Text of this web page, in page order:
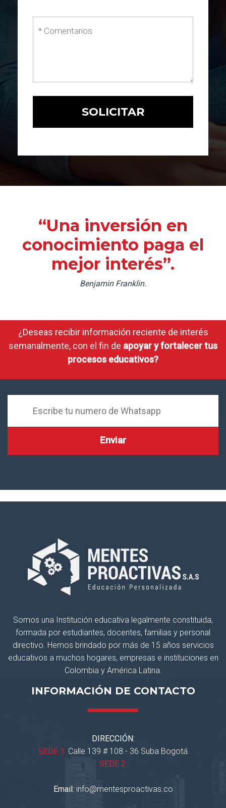
“Una inversión en
conocimiento paga el
mejor interés”.
Benjamin Franklin.
¿Deseas recibir información reciente de interés
semanalmente, con el fin de apoyar y fortalecer tus
procesos educativos?
Somos una Institución educativa legalmente constituida;
formada por estudiantes, docentes, familias y personal
directivo. Hemos brindado por más de 15 años servicios
educativos a muchos hogares, empresas e instituciones en
Colombia y América Latina.
INFORMACIÓN DE CONTACTO
DIRECCIÓN:
SEDE 1: Calle 139 # 108 - 36 Suba Bogotá
SEDE 2:
Email: info@mentesproactivas.co